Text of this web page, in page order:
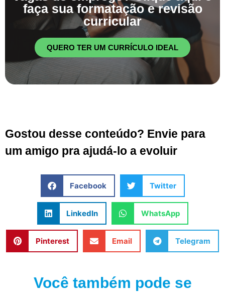
faça sua formatação e revisão
curricular
QUERO TER UM CURRÍCULO IDEAL
Gostou desse conteúdo? Envie para
um amigo pra ajudá-lo a evoluir
Facebook Twitter
LinkedIn WhatsApp
Pinterest Email Telegram
Você também pode se